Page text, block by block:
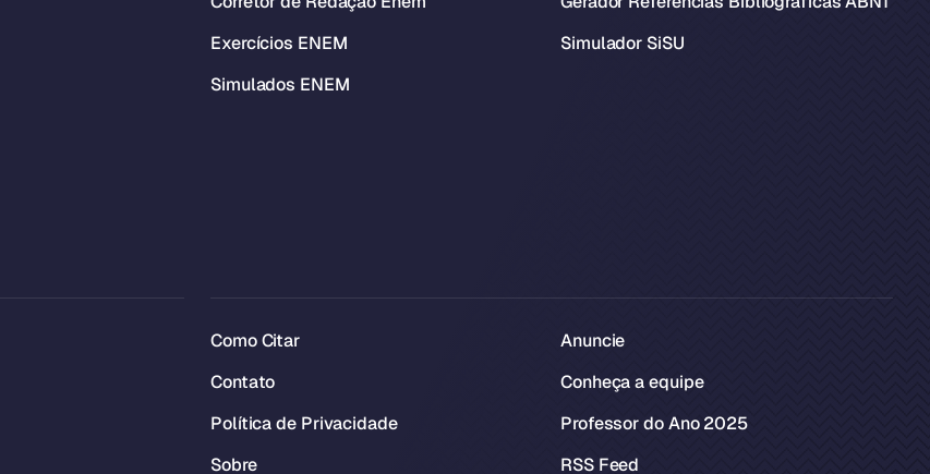
Exercícios ENEM
Simulados ENEM
Simulador SiSU
Como Citar
Contato
Política de Privacidade
Sobre
Anuncie
Conheça a equipe
Professor do Ano 2025
RSS Feed